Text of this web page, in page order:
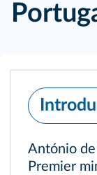
António de
Premier